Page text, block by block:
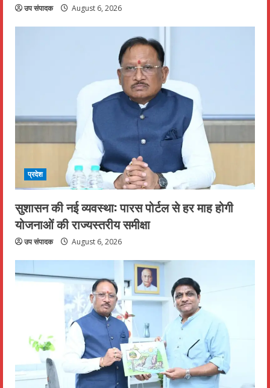
उप संपादक August 6, 2026
प्रदेश
सुशासन की नई व्यवस्था: पारस पोर्टल से हर माह होगी
योजनाओं की राज्यस्तरीय समीक्षा
उप संपादक August 6, 2026